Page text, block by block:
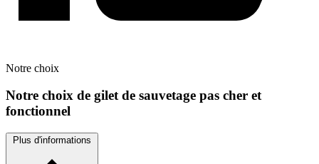
Notre choix
Notre choix de gilet de sauvetage pas cher et
fonctionnel
Plus d'informations